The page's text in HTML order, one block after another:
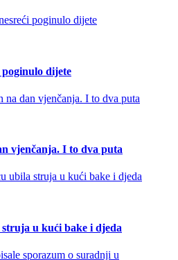
dijete
vjenčanja. I to dva puta
u kući bake i djeda